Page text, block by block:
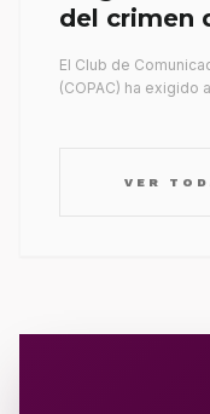
del crimen
El Club de
(COPAC) ha
VER